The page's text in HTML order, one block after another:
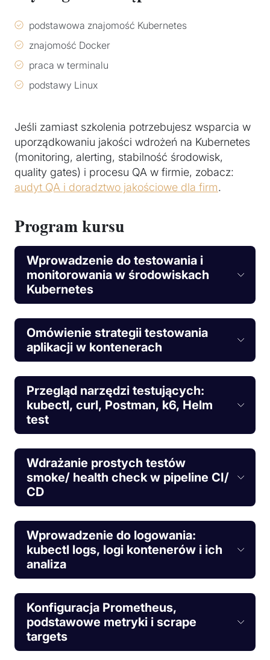
podstawowa znajomość Kubernetes
znajomość Docker
praca w terminalu
podstawy Linux
Jeśli zamiast szkolenia potrzebujesz wsparcia w
uporządkowaniu jakości wdrożeń na Kubernetes
(monitoring, alerting, stabilność środowisk,
quality gates) i procesu QA w firmie, zobacz:
audyt QA i doradztwo jakościowe dla firm.
Program kursu
Wprowadzenie do testowania i
monitorowania w środowiskach
Kubernetes
Omówienie strategii testowania
aplikacji w kontenerach
Przegląd narzędzi testujących:
kubectl, curl, Postman, k6, Helm
test
Wdrażanie prostych testów
smoke/ health check w pipeline CI/
CD
Wprowadzenie do logowania:
kubectl logs, logi kontenerów i ich
analiza
Konfiguracja Prometheus,
podstawowe metryki i scrape
targets